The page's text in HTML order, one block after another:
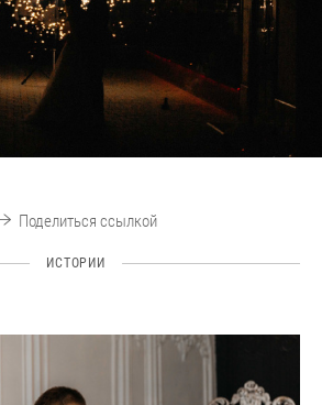
Поделиться ссылкой
ИСТОРИИ